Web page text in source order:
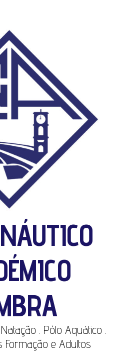
. Pólo Aquático .
Formação e Adultos